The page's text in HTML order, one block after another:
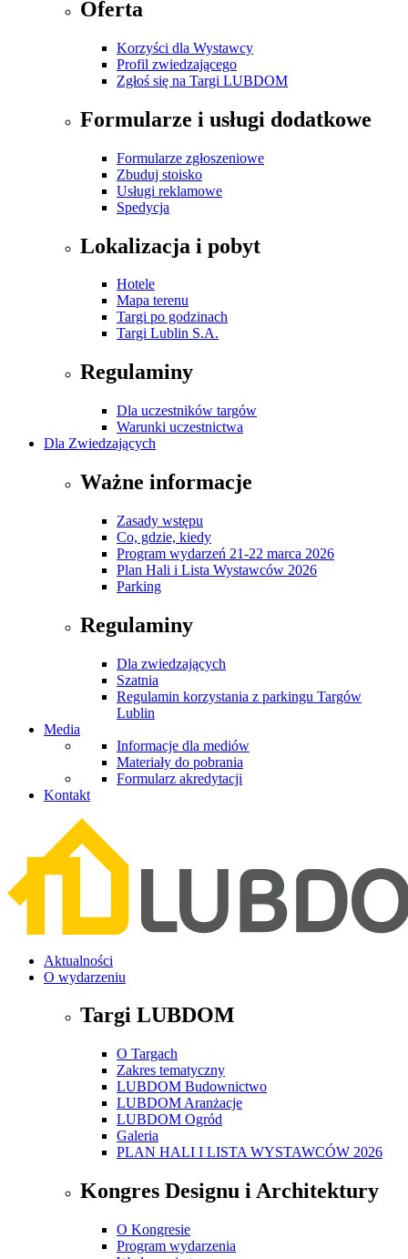
Oferta
Korzyści dla Wystawcy
Profil zwiedzającego
Zgłoś się na Targi LUBDOM
Formularze i usługi dodatkowe
Formularze zgłoszeniowe
Zbuduj stoisko
Usługi reklamowe
Spedycja
Lokalizacja i pobyt
Hotele
Mapa terenu
Targi po godzinach
Targi Lublin S.A.
Regulaminy
Dla uczestników targów
Warunki uczestnictwa
Dla Zwiedzających
Ważne informacje
Zasady wstępu
Co, gdzie, kiedy
Program wydarzeń 21-22 marca 2026
Plan Hali i Lista Wystawców 2026
Parking
Regulaminy
Dla zwiedzających
Szatnia
Regulamin korzystania z parkingu Targów
Lublin
Media
Informacje dla mediów
Materiały do pobrania
Formularz akredytacji
Kontakt
Aktualności
O wydarzeniu
Targi LUBDOM
O Targach
Zakres tematyczny
LUBDOM Budownictwo
LUBDOM Aranżacje
LUBDOM Ogród
Galeria
PLAN HALI I LISTA WYSTAWCÓW 2026
Kongres Designu i Architektury
O Kongresie
Program wydarzenia